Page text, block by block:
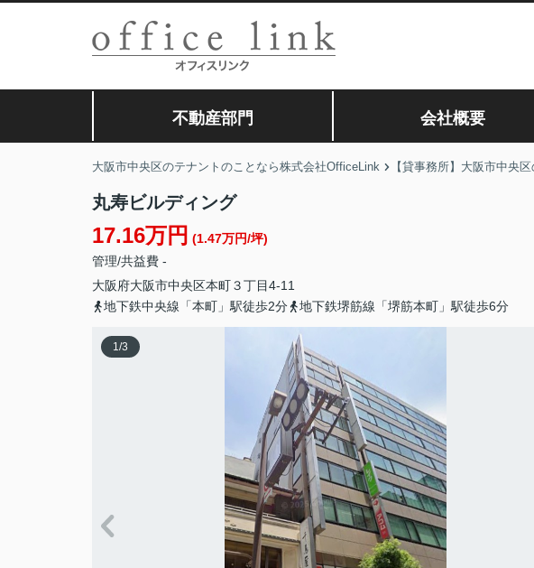
不動産部門 会社概要
大阪市中央区のテナントのことなら株式会社OfficeLink 【貸事務所】大阪市中央
丸寿ビルディング
17.16万円 (1.47万円/坪)
管理/共益費 -
大阪府大阪市中央区本町３丁目4-11
地下鉄中央線「本町」駅徒歩2分
地下鉄堺筋線「堺筋本町」駅徒歩6分
1/3